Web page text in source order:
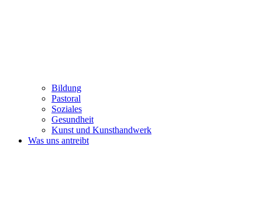
Bildung
Pastoral
Soziales
Gesundheit
Kunst und Kunsthandwerk
Was uns antreibt